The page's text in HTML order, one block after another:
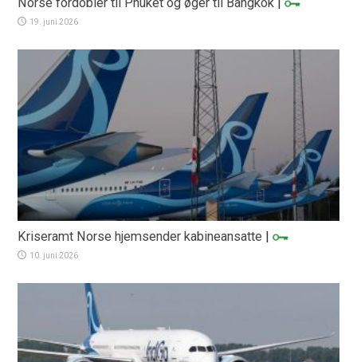
19. juni 2026
Kriseramt Norse hjemsender kabineansatte |
10. juni 2026